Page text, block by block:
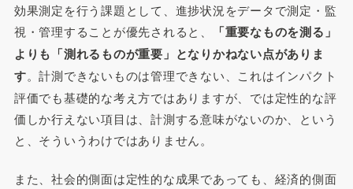
効果測定を行う課題として、進捗状況をデータで測定・監
視・管理することが優先されると、
「重要なものを測る」
よりも「測れるものが重要」となりかねない点がありま
す。計測できないものは管理できない、これはインパクト
評価でも基礎的な考え方ではありますが、では定性的な評
価しか行えない項目は、計測する意味がないのか、という
と、そういうわけではありません。
また、社会的側面は定性的な成果であっても、経済的側面